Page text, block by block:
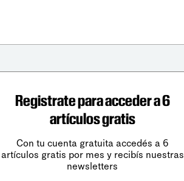
Registrate para acceder a 6
artículos gratis
Con tu cuenta gratuita accedés a 6
artículos gratis por mes y recibís nuestras
newsletters